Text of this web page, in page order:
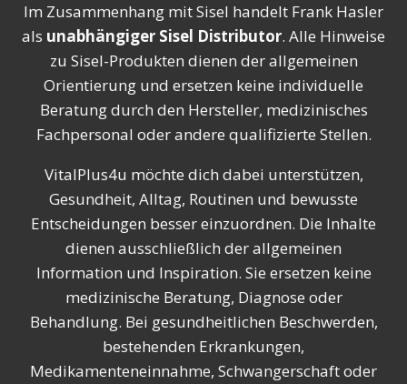
Im Zusammenhang mit Sisel handelt Frank Hasler
als unabhängiger Sisel Distributor. Alle Hinweise
zu Sisel-Produkten dienen der allgemeinen
Orientierung und ersetzen keine individuelle
Beratung durch den Hersteller, medizinisches
Fachpersonal oder andere qualifizierte Stellen.
VitalPlus4u möchte dich dabei unterstützen,
Gesundheit, Alltag, Routinen und bewusste
Entscheidungen besser einzuordnen. Die Inhalte
dienen ausschließlich der allgemeinen
Information und Inspiration. Sie ersetzen keine
medizinische Beratung, Diagnose oder
Behandlung. Bei gesundheitlichen Beschwerden,
bestehenden Erkrankungen,
Medikamenteneinnahme, Schwangerschaft oder